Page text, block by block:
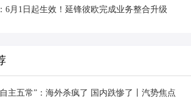
6月1日起生效！延锋彼欧完成业务整合升级
主五常”：海外杀疯了 国内跌惨了丨汽势焦点